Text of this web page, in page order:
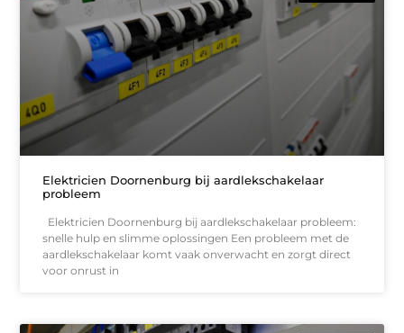
Elektricien Doornenburg bij aardlekschakelaar
probleem
Elektricien Doornenburg bij aardlekschakelaar probleem:
snelle hulp en slimme oplossingen Een probleem met de
aardlekschakelaar komt vaak onverwacht en zorgt direct
voor onrust in